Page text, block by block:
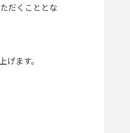
だくこととな
ます。